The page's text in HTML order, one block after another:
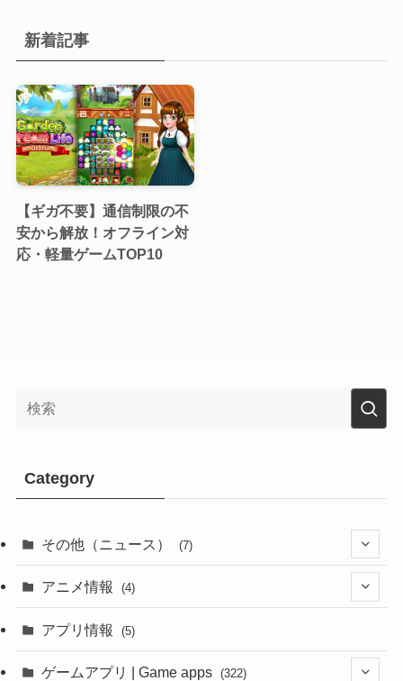
新着記事
【ギガ不要】通信制限の不
安から解放！オフライン対
応・軽量ゲームTOP10
Category
その他（ニュース） (7)
(1)
アニメ情報 (4)
アプリ情報 (5)
ゲームアプリ | Game apps (322)